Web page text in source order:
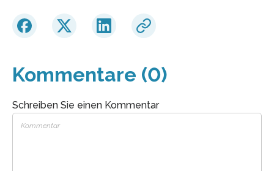
Kommentare (0)
Schreiben Sie einen Kommentar